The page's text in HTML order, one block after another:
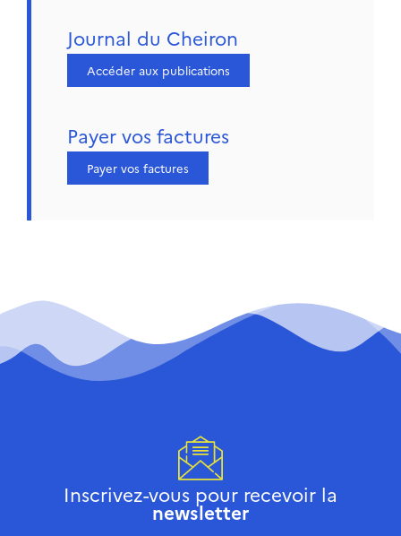
Journal du Cheiron
Accéder aux publications
Payer vos factures
Payer vos factures
Inscrivez-vous pour recevoir la
newsletter